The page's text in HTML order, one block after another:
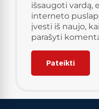
išsaugoti vardą,
interneto
įvesti iš naujo,
parašyti